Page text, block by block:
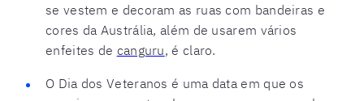
se vestem e decoram as ruas com bandeiras e
cores da Austrália, além de usarem vários
enfeites de canguru, é claro.
O Dia dos Veteranos é uma data em que os